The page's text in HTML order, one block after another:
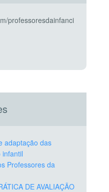
professoresdainfanci
adaptação das
infantil
Professores da
DE AVALIAÇÃO